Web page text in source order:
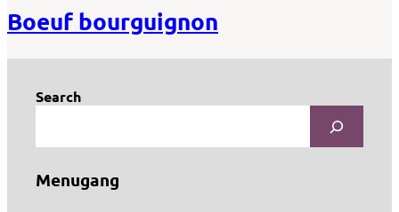
Boeuf bourguignon
Search
Menugang